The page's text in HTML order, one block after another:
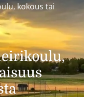
kokous tai